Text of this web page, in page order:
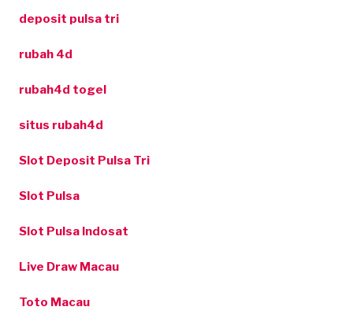
deposit pulsa tri
rubah 4d
rubah4d togel
situs rubah4d
Slot Deposit Pulsa Tri
Slot Pulsa
Slot Pulsa Indosat
Live Draw Macau
Toto Macau